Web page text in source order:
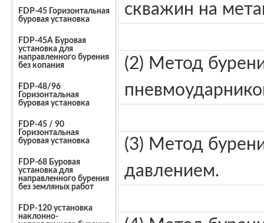
FDP-45 Горизонтальная
буровая установка
FDP-45A Буровая
установка для
направленного бурения
без копания
FDP-48/96
Горизонтальная
буровая установка
FDP-45 / 90
Горизонтальная
буровая установка
FDP-68 Буровая
установка для
направленного бурения
без земляных работ
FDP-120 установка
наклонно-
скважин на
(2) Метод
(3) Метод
давлением.